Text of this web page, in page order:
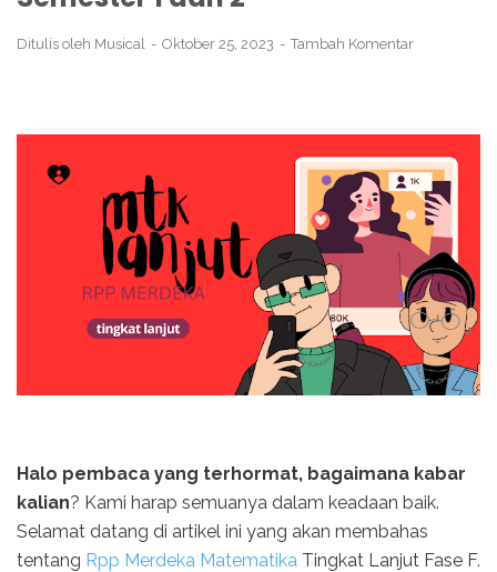
Ditulis oleh Musical Oktober 25, 2023 Tambah Komentar
Halo pembaca yang terhormat, bagaimana kabar
kalian? Kami harap semuanya dalam keadaan baik.
Selamat datang di artikel ini yang akan membahas
tentang Rpp Merdeka Matematika Tingkat Lanjut Fase F.